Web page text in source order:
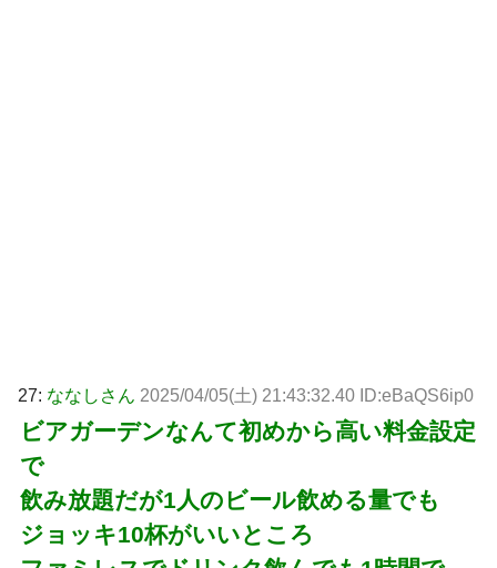
27: ななしさん 2025/04/05(土) 21:43:32.40 ID:eBaQS6ip0
ビアガーデンなんて初めから高い料金設定
で
飲み放題だが1人のビール飲める量でも
ジョッキ10杯がいいところ